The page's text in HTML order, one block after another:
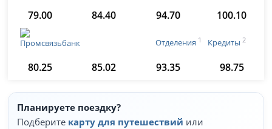
79.00 84.40 94.70 100.10
Отделения 1 Кредиты 2
80.25 85.02 93.35 98.75
Планируете поездку?
Подберите карту для путешествий или